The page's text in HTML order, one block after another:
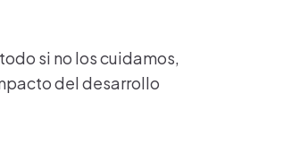
si no los cuidamos,
del desarrollo